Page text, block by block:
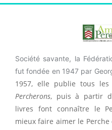
Société savante, la
fut fondée en 1947 par
1957, elle publie tous les
Percherons, puis à partir
livres font connaître le
mieux faire aimer le Perche